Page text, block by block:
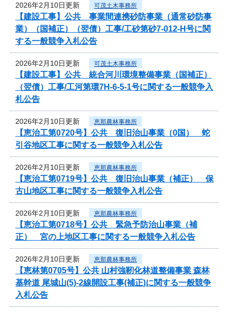
2026年2月10日更新 可茂土木事務所
【建設工事】公共 事業間連携砂防事業（通常砂防事
業）（国補正）（翌債）工事/工砂第砂7-012‐H号に関
する一般競争入札公告
2026年2月10日更新 可茂土木事務所
【建設工事】公共 統合河川環境整備事業（国補正）
（翌債）工事/工河第環7H-6-5-1号に関する一般競争入
札公告
2026年2月10日更新 恵那農林事務所
【恵治工第0720号】公共 復旧治山事業（0国） 蛇
引谷地区工事に関する一般競争入札公告
2026年2月10日更新 恵那農林事務所
【恵治工第0719号】公共 復旧治山事業（補正） 保
古山地区工事に関する一般競争入札公告
2026年2月10日更新 恵那農林事務所
【恵治工第0718号】公共 緊急予防治山事業（補
正） 宮の上地区工事に関する一般競争入札公告
2026年2月10日更新 恵那農林事務所
【恵林第0705号】公共 山村強靭化林道整備事業 森林
基幹道 尾城山(5)-2線開設工事(補正)に関する一般競争
入札公告